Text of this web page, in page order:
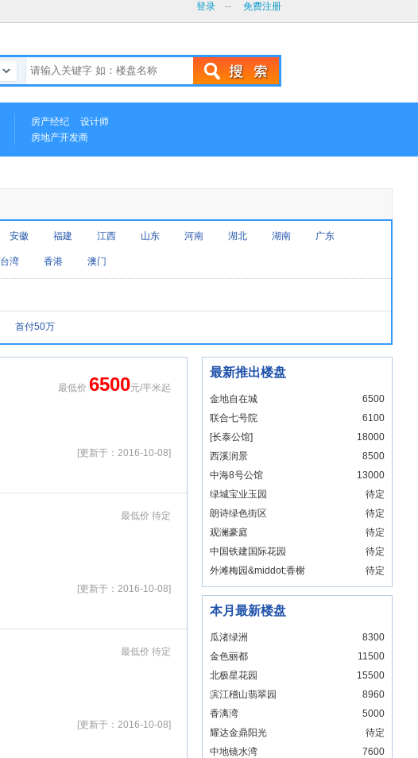
登录 -- 免费注册
房产经纪
设计师
房地产开发商
安徽 福建 江西 山东 河南 湖北 湖南 广东
台湾 香港 澳门
首付50万
最低价 6500元/平米起
[更新于：2016-10-08]
最低价 待定
[更新于：2016-10-08]
最低价 待定
[更新于：2016-10-08]
最新推出楼盘
金地自在城
6500
联合七号院
6100
[长泰公馆]
18000
西溪润景
8500
中海8号公馆
13000
绿城宝业玉园
待定
朗诗绿色街区
待定
观澜豪庭
待定
中国铁建国际花园
待定
外滩梅园&middot;香榭
大厦
待定
本月最新楼盘
瓜渚绿洲
8300
金色丽都
11500
北极星花园
15500
滨江稽山翡翠园
8960
香漓湾
5000
耀达金鼎阳光
待定
中地镜水湾
7600